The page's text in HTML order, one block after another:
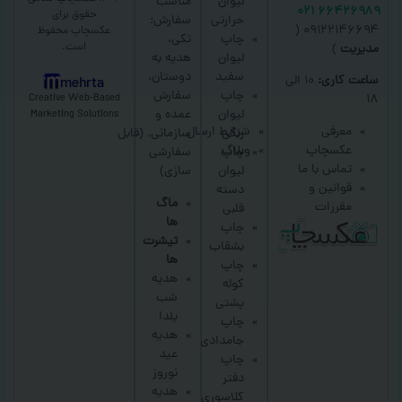
۶۶۴۲۶۹۸۹ ۰۲۱
۰۹۱۲۲۱۴۶۶۹۴ (
مدیریت )
ساعت کاری:
۱۰ الی
۱۸
معرفی
عکسچاپ
تماس با ما
قوانین و
مقررات
شرایط ارسال
وبلاگ
حرارتی
چاپ
لیوان
سفید
چاپ
لیوان
رنگی
چاپ
لیوان
دسته
قلبی
چاپ
بشقاب
چاپ
کوله
پشتی
چاپ
جامدادی
چاپ
دفتر
سفارش:
تکی،
هدیه به
دوستان،
سفارش
عمده و
سازمانی. (قابل
سفارشی
سازی)
ماگ
ها
تیشرت
ها
هدیه
شب
یلدا
هدیه
عید
نوروز
هدیه
حقوق برای
عکسچاپ محفوظ
است.
mehrta
Creative Web-Based
Marketing Solutions